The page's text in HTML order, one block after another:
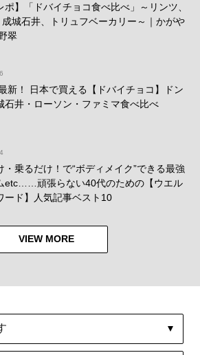
ポ】「ドバイチョコ食べ比べ」～リンツ、
城石井、トリュフベーカリー～｜かがや
翠
新！ 日本で買える【ドバイチョコ】ドン
石井・ローソン・ファミマ食べ比べ
・乗るだけ！で“ボディメイク”できる最強
etc……頑張らない40代のための【ウエル
ード】人気記事ベスト10
VIEW MORE